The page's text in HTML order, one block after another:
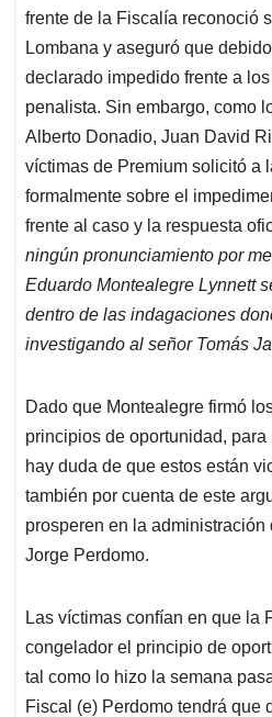
frente de la Fiscalía reconoció
Lombana y aseguró que
declarado impedido frente a
penalista. Sin embargo, como
Alberto Donadio, Juan David
víctimas de Premium solicitó a
formalmente sobre el
frente al caso y la respuesta
ningún pronunciamiento por
Eduardo Montealegre Lynnett
dentro de las indagaciones
investigando al señor Tomás
Dado que Montealegre firmó
principios de oportunidad,
hay duda de que estos están
también por cuenta de este
prosperen en la
Jorge Perdomo.
Las víctimas confían en que la
congelador el principio de
tal como lo hizo la semana
Fiscal (e) Perdomo tendrá que